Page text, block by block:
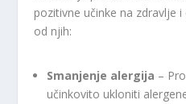
pozitivne učinke na zdravlje
od njih:
Smanjenje alergija –
učinkovito ukloniti